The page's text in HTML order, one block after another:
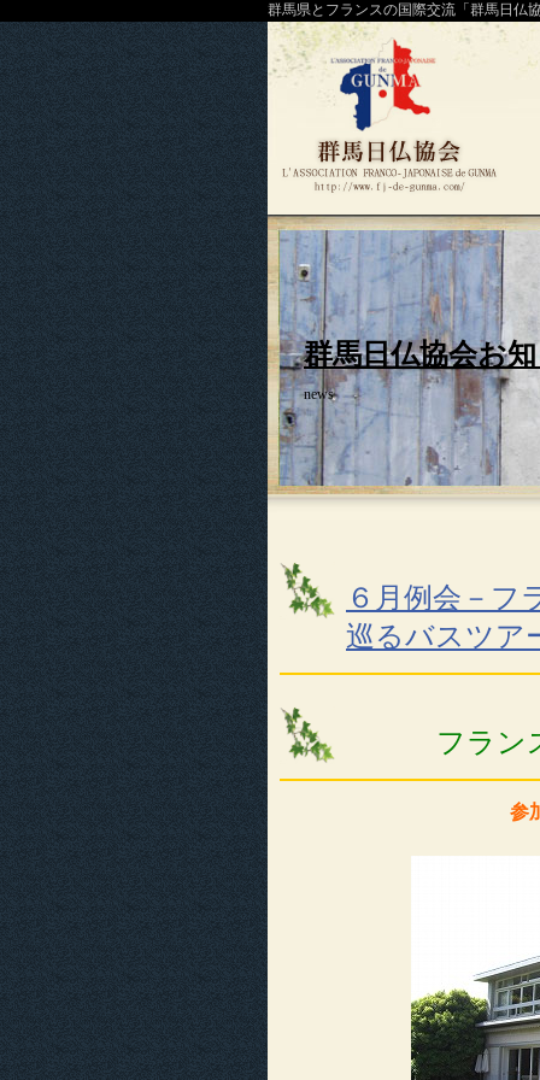
群馬県とフランスの国際交流「群馬日仏
群馬日仏協会お
news
６月例会－フ
巡るバスツア
フラン
参